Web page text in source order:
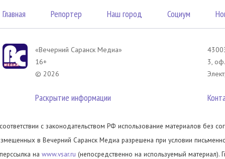
Главная Репортер Наш город Социум
«Вечерний Саранск Mедиа»
16+
© 2026
Раскрытие информации
3,
с законодательством РФ использование материалов без
в Вечерний Саранск Медиа разрешена при условии
на www.vsar.ru (непосредственно на используемый материал).